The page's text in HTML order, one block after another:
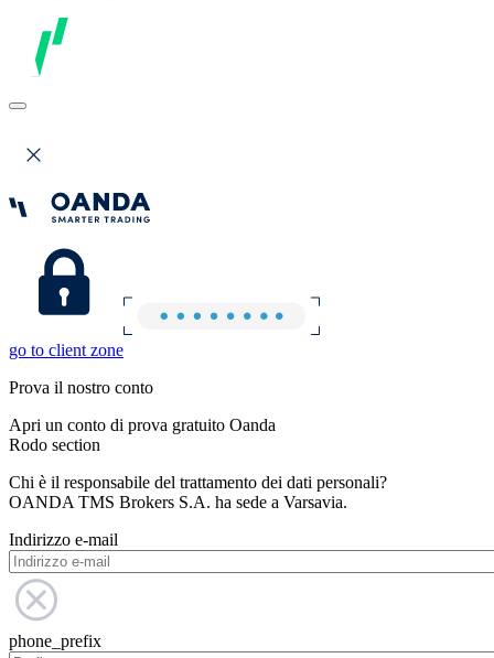
go to client zone
Prova il nostro conto
Apri un conto di prova gratuito Oanda
Rodo section
Chi è il responsabile del trattamento dei dati personali?
OANDA TMS Brokers S.A. ha sede a Varsavia.
Indirizzo e-mail
phone_prefix